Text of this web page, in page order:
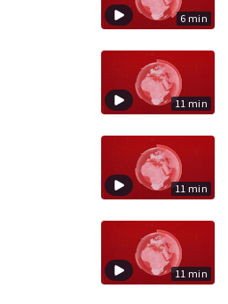
6 min
11 min
11 min
11 min